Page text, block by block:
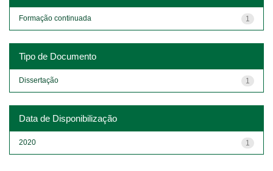
1
Formação continuada
Tipo de Documento
1
Dissertação
Data de Disponibilização
1
2020